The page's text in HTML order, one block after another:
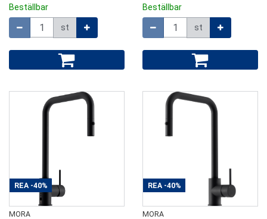
Beställbar
st
Beställbar
st
REA -40%
MORA
REA -40%
MORA